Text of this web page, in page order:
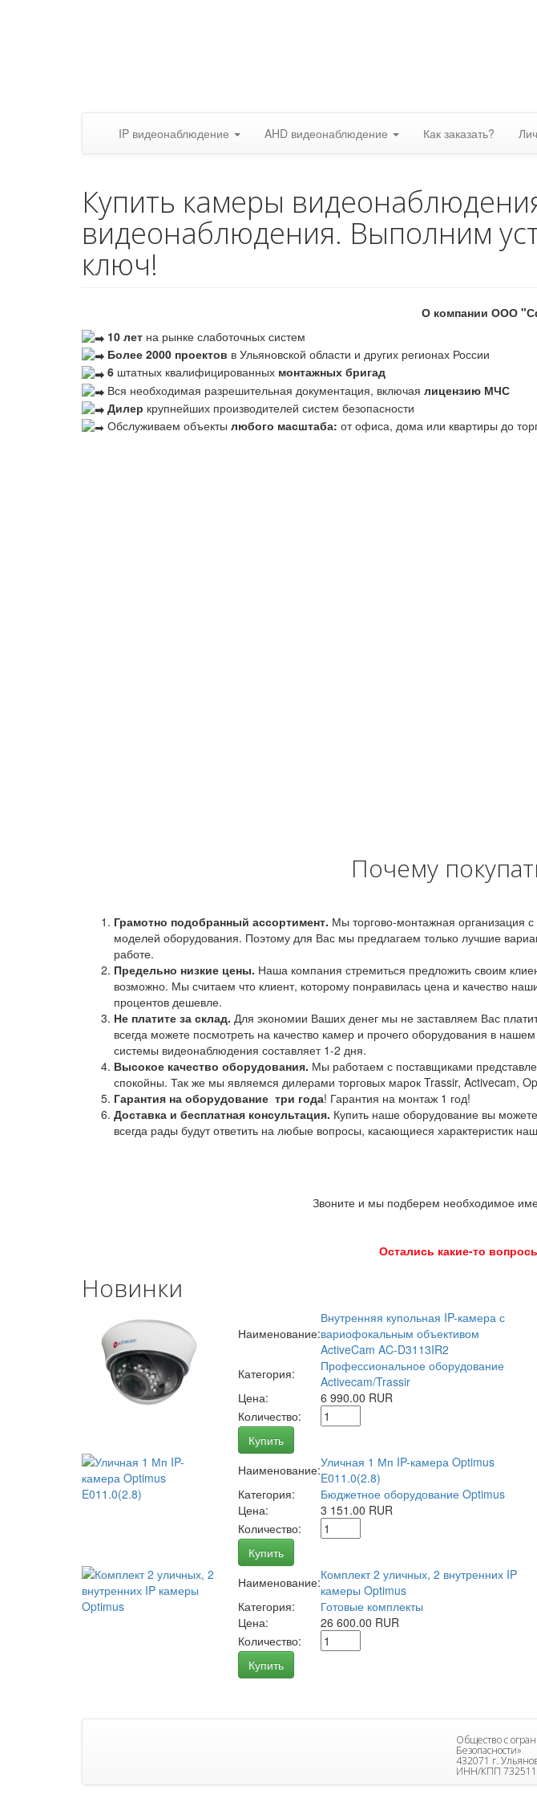
IP видеонаблюдение AHD видеонаблюдение Как заказать?
Купить камеры
видеонаблюдения. Выполним
ключ!
О компании ООО
10 лет на рынке слаботочных систем
Более 2000 проектов в Ульяновской области и других регионах России
6 штатных квалифицированных монтажных бригад
Вся необходимая разрешительная документация, включая лицензию МЧС
Дилер крупнейших производителей систем безопасности
Обслуживаем объекты любого масштаба: от офиса, дома или квартиры до
Почему
Грамотно подобранный ассортимент. Мы торгово-монтажная организация
моделей оборудования. Поэтому для Вас мы предлагаем только лучшие
работе.
Предельно низкие цены. Наша компания стремиться предложить своим
возможно. Мы считаем что клиент, которому понравилась цена и качество
процентов дешевле.
Не платите за склад. Для экономии Ваших денег мы не заставляем Вас
всегда можете посмотреть на качество камер и прочего оборудования в
системы видеонаблюдения составляет 1-2 дня.
Высокое качество оборудования. Мы работаем с поставщиками
спокойны. Так же мы являемся дилерами торговых марок Trassir, Activecam,
Гарантия на оборудование три года! Гарантия на монтаж 1 год!
Доставка и бесплатная консультация. Купить наше оборудование вы
всегда рады будут ответить на любые вопросы, касающиеся характеристик
Звоните и мы подберем необходимое
Остались какие-то
Новинки
Наименование:
Внутренняя купольная IP-камера с
вариофокальным объективом
ActiveCam AC-D3113IR2
Категория:
Профессиональное оборудование
Activecam/Trassir
Цена:
6 990.00 RUR
Количество:
Купить
Наименование:Уличная 1 Мп IP-камера Optimus
E011.0(2.8)
Категория:
Бюджетное оборудование Optimus
Цена:
3 151.00 RUR
Количество:
Купить
Наименование:Комплект 2 уличных, 2 внутренних IP
камеры Optimus
Категория:
Готовые комплекты
Цена:
26 600.00 RUR
Количество:
Купить
Общество с
Безопасности»
432071 г.
ИНН/КПП